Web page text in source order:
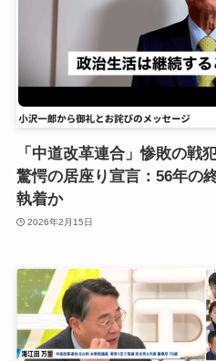
「中道改革連合」惨敗の戦
驚愕の居座り宣言：56年の
執着か
2026年2月15日